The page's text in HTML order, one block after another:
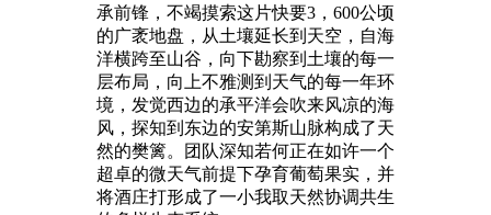
承前锋，不竭摸索这片快要3，600公顷
的广袤地盘，从土壤延长到天空，自海
洋横跨至山谷，向下勘察到土壤的每一
层布局，向上不雅测到天气的每一年环
境，发觉西边的承平洋会吹来风凉的海
风，探知到东边的安第斯山脉构成了天
然的樊篱。团队深知若何正在如许一个
超卓的微天气前提下孕育葡萄果实，并
将酒庄打形成了一小我取天然协调共生